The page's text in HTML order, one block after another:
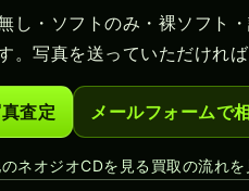
し・ソフトのみ・裸ソフト
。写真を送っていただけれ
査定 メールフォームで
ネオジオCDを見る買取の流れを